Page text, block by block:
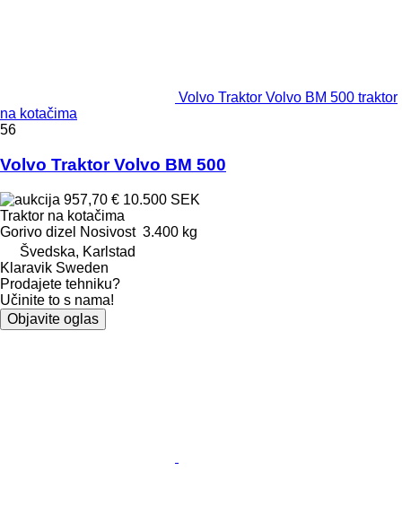
Volvo Traktor Volvo BM 500 traktor
na kotačima
56
Volvo Traktor Volvo BM 500
957,70 € 10.500 SEK
Traktor na kotačima
Gorivo dizel Nosivost 3.400 kg
Švedska, Karlstad
Klaravik Sweden
Prodajete tehniku?
Učinite to s nama!
Objavite oglas